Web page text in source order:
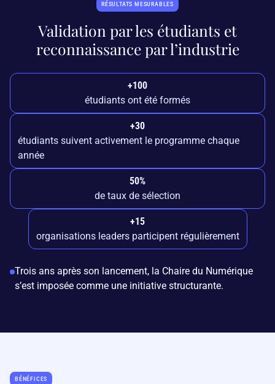
RÉSULTATS MESURABLES
Validation par les étudiants et
reconnaissance par l’industrie
+100
étudiants ont été formés
+30
étudiants suivent activement le programme chaque
année
50%
de taux de sélection
+15
organisations leaders participent régulièrement
Trois ans après son lancement, la Chaire du Numérique
s’est imposée comme une initiative structurante.
BÉNÉFICES